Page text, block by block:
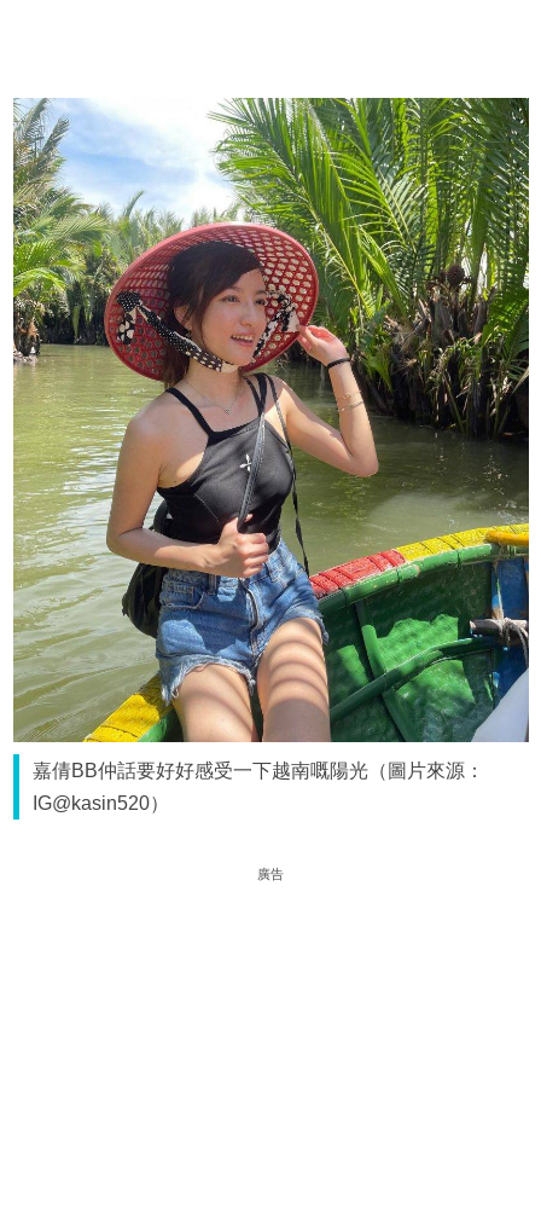
嘉倩BB仲話要好好感受一下越南嘅陽光（圖片來源：
IG@kasin520）
廣告